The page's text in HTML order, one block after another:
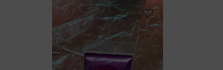
ADICIONAR AO CARRINHO